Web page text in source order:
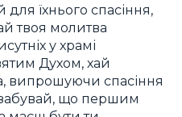
їхнього спасіння,
твоя молитва
у храмі
Духом, хай
випрошуючи спасіння
що першим